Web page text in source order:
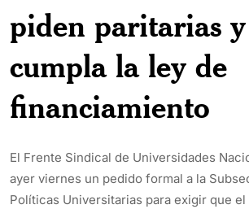
piden paritarias y
cumpla la ley de
financiamiento
El Frente Sindical de Universidades
ayer viernes un pedido formal a la
Políticas Universitarias para exigir que